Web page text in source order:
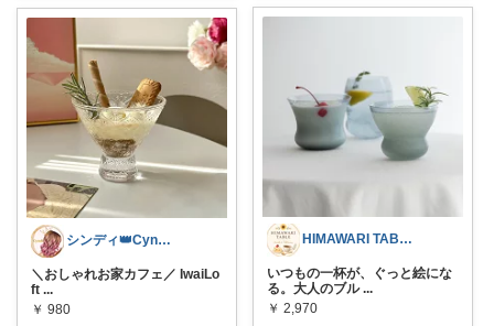
シンディ👑Cyndi👑
＼おしゃれお家カフェ／ IwaiLo
ft ...
￥ 980
HIMAWARI TABLE🌼
いつもの一杯が、ぐっと絵にな
る。大人のブル ...
￥ 2,970